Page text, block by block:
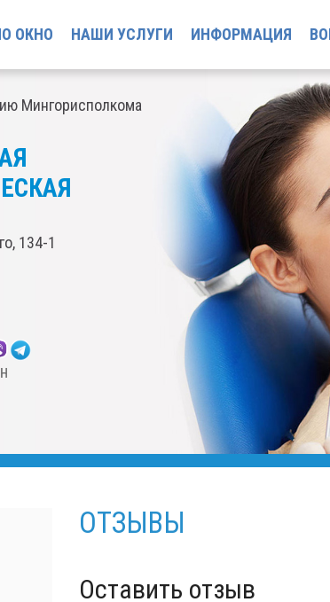
ОКНО НАШИ УСЛУГИ ИНФОРМАЦИЯ
Мингорисполкома
134-1
ОТЗЫВЫ
Оставить отзыв